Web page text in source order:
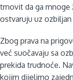
trnovit da ga mnoge
ostvaruju uz
Zbog prava na
već suočavaju sa
prekida trudnoće.
kojim dijelimo